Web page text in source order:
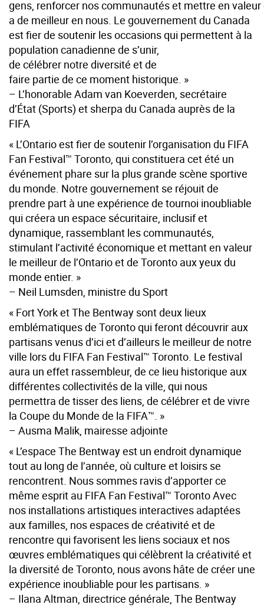
gens, renforcer nos communautés et mettre en valeur
a de meilleur en nous. Le gouvernement du Canada
est fier de soutenir les occasions qui permettent à la
population canadienne de s’unir,
de célébrer notre diversité et de
faire partie de ce moment historique. »
– L’honorable Adam van Koeverden, secrétaire
d’État (Sports) et sherpa du Canada auprès de la
FIFA
« L’Ontario est fier de soutenir l’organisation du FIFA
Fan Festival™ Toronto, qui constituera cet été un
événement phare sur la plus grande scène sportive
du monde. Notre gouvernement se réjouit de
prendre part à une expérience de tournoi inoubliable
qui créera un espace sécuritaire, inclusif et
dynamique, rassemblant les communautés,
stimulant l’activité économique et mettant en valeur
le meilleur de l’Ontario et de Toronto aux yeux du
monde entier. »
– Neil Lumsden, ministre du Sport
« Fort York et The Bentway sont deux lieux
emblématiques de Toronto qui feront découvrir aux
partisans venus d’ici et d’ailleurs le meilleur de notre
ville lors du FIFA Fan Festival™ Toronto . Le festival
aura un effet rassembleur, de ce lieu historique aux
différentes collectivités de la ville, qui nous
permettra de tisser des liens, de célébrer et de vivre
la Coupe du Monde de la FIFA™. »
– Ausma Malik, mairesse adjointe
« L’espace The Bentway est un endroit dynamique
tout au long de l’année, où culture et loisirs se
rencontrent. Nous sommes ravis d’apporter ce
même esprit au FIFA Fan Festival™ TorontoAvec
nos installations artistiques interactives adaptées
aux familles, nos espaces de créativité et de
rencontre qui favorisent les liens sociaux et nos
œuvres emblématiques qui célèbrent la créativité et
la diversité de Toronto, nous avons hâte de créer une
expérience inoubliable pour les partisans. »
– Ilana Altman, directrice générale, The Bentway